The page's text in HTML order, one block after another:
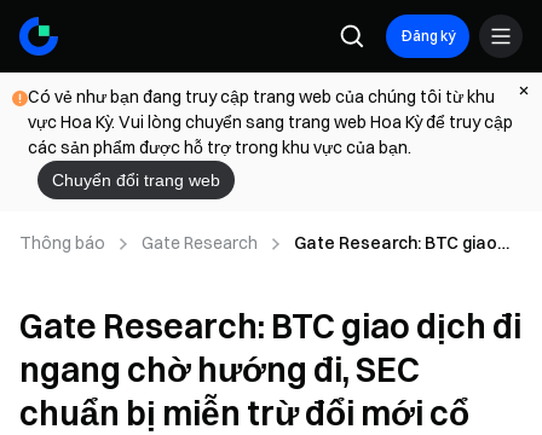
Đăng ký
Có vẻ như bạn đang truy cập trang web của chúng tôi từ khu
vực Hoa Kỳ. Vui lòng chuyển sang trang web Hoa Kỳ để truy cập
các sản phẩm được hỗ trợ trong khu vực của bạn.
Chuyển đổi trang web
Thông báo Gate Research
Gate Research: BTC giao
mới cổ phiếu token hóa
Gate Research: BTC giao dịch đi
ngang chờ hướng đi, SEC
chuẩn bị miễn trừ đổi mới cổ